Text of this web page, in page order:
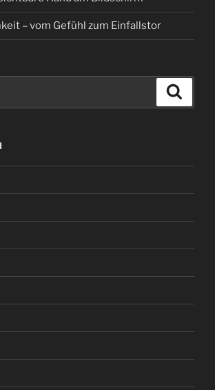
– vom Gefühl zum Einfallstor